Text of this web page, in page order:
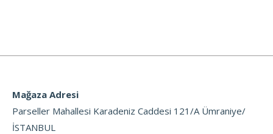
Mağaza Adresi
Parseller Mahallesi Karadeniz Caddesi 121/A Ümraniye/
İSTANBUL